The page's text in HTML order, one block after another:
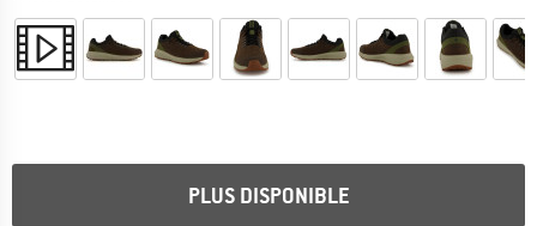
PLUS DISPONIBLE